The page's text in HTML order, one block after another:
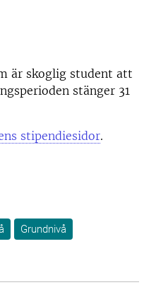
är skoglig student att
stänger 31
stipendiesidor.
Grundnivå